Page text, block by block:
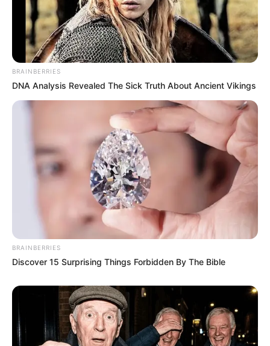
Chloé boude à la
maison
BRAINBERRIES
DNA Analysis Revealed The Sick Truth About Ancient Vikings
BRAINBERRIES
Discover 15 Surprising Things Forbidden By The Bible